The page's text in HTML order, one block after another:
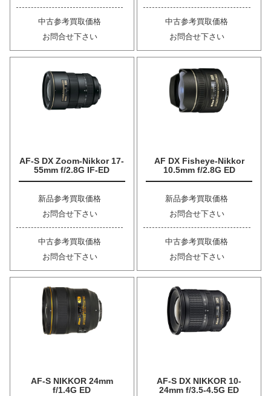
中古参考買取価格
お問合せ下さい
中古参考買取価格
お問合せ下さい
AF-S DX Zoom-Nikkor 17-
55mm f/2.8G IF-ED
新品参考買取価格
お問合せ下さい
中古参考買取価格
お問合せ下さい
AF DX Fisheye-Nikkor
10.5mm f/2.8G ED
新品参考買取価格
お問合せ下さい
中古参考買取価格
お問合せ下さい
AF-S NIKKOR 24mm
f/1.4G ED
AF-S DX NIKKOR 10-
24mm f/3.5-4.5G ED